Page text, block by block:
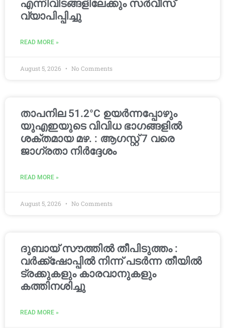
എന്നിവിടങ്ങളിലേക്കും സർവീസ്
വ്യാപിപ്പിച്ചു
READ MORE »
August 5, 2026 No Comments
താപനില 51.2°C ഉയർന്നപ്പോഴും
യുഎഇയുടെ വിവിധ ഭാഗങ്ങളിൽ
ശക്തമായ മഴ. : ആഗസ്റ്റ് 7 വരെ
ജാഗ്രതാ നിർദ്ദേശം
READ MORE »
August 5, 2026 No Comments
ദുബായ് സൗത്തിൽ തീപിടുത്തം :
വർക്ക്‌ഷോപ്പിൽ നിന്ന് പടർന്ന തീയിൽ
ട്രക്കുകളും കാരവാനുകളും
കത്തിനശിച്ചു
READ MORE »